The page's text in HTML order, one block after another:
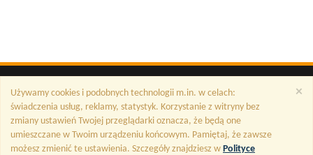
×
Używamy cookies i podobnych technologii m.in. w celach:
świadczenia usług, reklamy, statystyk. Korzystanie z witryny bez
zmiany ustawień Twojej przeglądarki oznacza, że będą one
umieszczane w Twoim urządzeniu końcowym. Pamiętaj, że zawsze
możesz zmienić te ustawienia. Szczegóły znajdziesz w Polityce